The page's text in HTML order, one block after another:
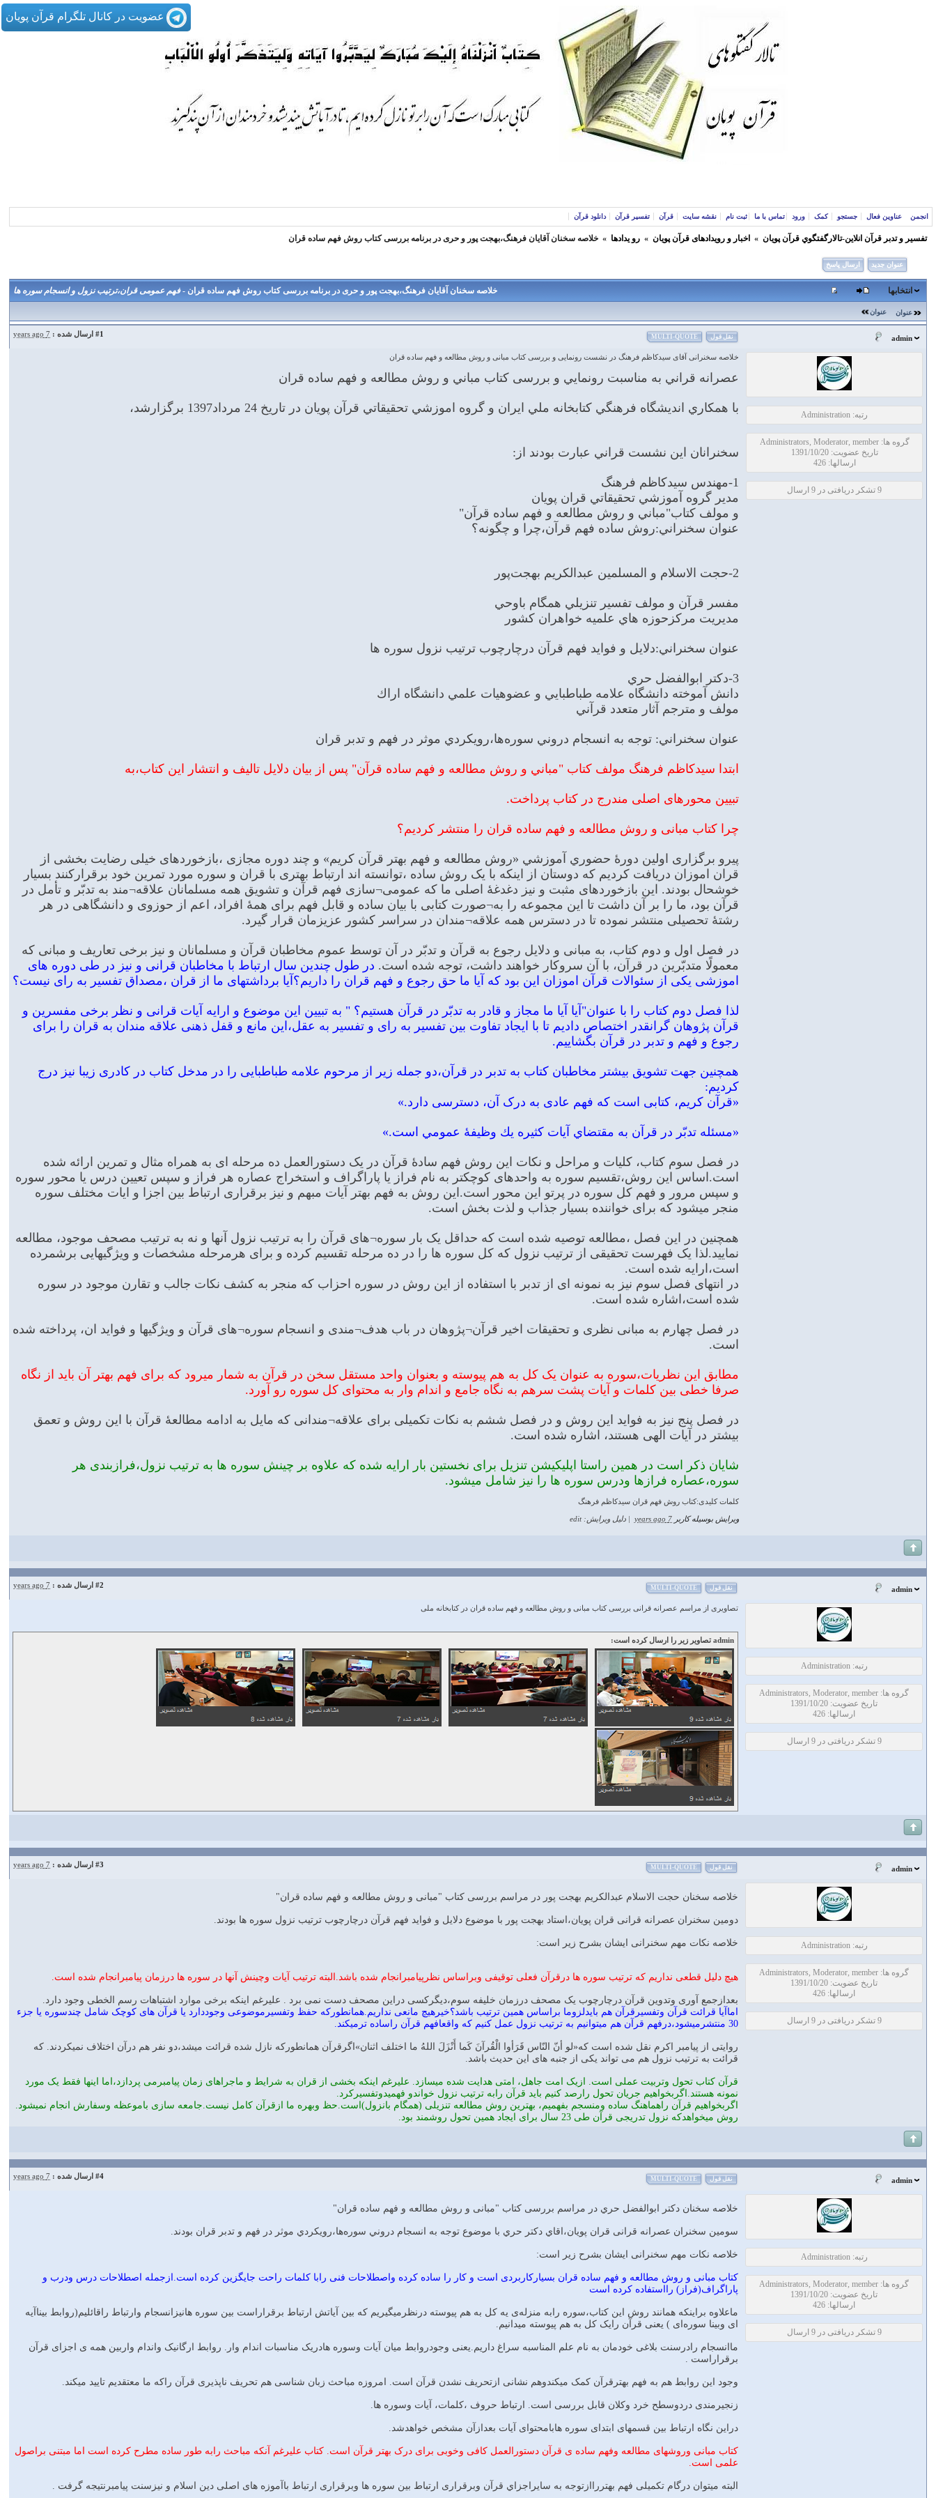
عضویت در کانال تلگرام قرآن پویان
انجمن عناوین فعال جستجو کمک ورود تماس با ما ثبت نام نقشه سایت قرآن تفسیر قرآن دانلود قرآن
تفسير و‌ تدبر قرآن انلاين-تالارگفتگوي قرآن پویان » اخبار و رویدادهای قرآن پویان » رو یدادها » خلاصه سخنان آقایان فرهنگ،بهجت پور و حری در برنامه بررسی کتاب روش فهم ساده قران
عنوان جدید ارسال پاسخ
خلاصه سخنان آقایان فرهنگ،بهجت پور و حری در برنامه بررسی کتاب روش فهم ساده قران -فهم عمومی قران،ترتیب نزول و انسجام سوره ها انتخابها
عنوان عنوان
admin
#1 ارسال شده : 7 years ago نقل قول MULTI-QUOTE
رتبه: Administration
گروه ها: Administrators, Moderator, member
تاریخ عضویت: 1391/10/20
ارسالها: 426
9 تشکر دریافتی در 9 ارسال
خلاصه سخنرانی آقای سیدکاظم فرهنگ در نشست رونمایی و بررسی کتاب مبانی و روش مطالعه و فهم ساده قران
عصرانه قراني به مناسبت رونمايي و بررسی كتاب مباني و روش مطالعه و فهم ساده قران
با همكاري انديشگاه فرهنگي كتابخانه ملي ايران و گروه اموزشي تحقيقاتي قرآن پويان در تاریخ 24 مرداد1397 برگزارشد،
سخنرانان اين نشست قراني عبارت بودند از:
1-مهندس سيدكاظم فرهنگ
مدير گروه آموزشي تحقيقاتي قران پويان
و مولف كتاب"مباني و روش مطالعه و فهم ساده قرآن"
عنوان سخنراني:روش ساده فهم قرآن،چرا و چگونه؟
2-حجت الاسلام و المسلمین عبدالکریم بهجت‌پور
مفسر قرآن و مولف تفسير تنزيلي همگام باوحي
مديريت مركزحوزه هاي علميه خواهران كشور
عنوان سخنراني:دلايل و فوايد فهم قرآن درچارچوب ترتيب نزول سوره ها
3-دكتر ابوالفضل حري
دانش آموخته دانشگاه علامه طباطبايي و عضوهيات علمي دانشگاه اراك
مولف و مترجم آثار متعدد قرآني
عنوان سخنراني: توجه به انسجام دروني سوره‌ها،رويكردي موثر در فهم و تدبر قران
ابتدا سیدکاظم فرهنگ مولف کتاب "مباني و روش مطالعه و فهم ساده قرآن" پس از بیان دلایل تالیف و انتشار این کتاب،به
تبیین محورهای اصلی مندرج در کتاب پرداخت.
چرا کتاب مبانی و روش مطالعه و فهم ساده قران را منتشر کردیم؟
پیرو برگزاری اولين دورۀ حضوري آموزشي «روش مطالعه و فهم بهتر قرآن كريم» و چند دوره مجازی ،بازخوردهای خیلی رضایت بخشی از
قران اموزان دریافت کردیم که دوستان از اینکه با یک روش ساده ،توانسته اند ارتباط بهتری با قران و سوره مورد تمرین خود برقرارکنند بسیار
خوشحال بودند. این بازخوردهای مثبت و نیز دغدغۀ اصلی ما که عمومی¬سازی فهم قرآن و تشویق همه مسلمانان علاقه¬مند به تدبّر و تأمل در
قرآن بود، ما را بر آن داشت تا این مجموعه را به¬صورت کتابی با بیان ساده و قابل فهم برای همۀ افراد، اعم از حوزوی و دانشگاهی در هر
رشتۀ تحصیلی منتشر نموده تا در دسترس همه علاقه¬مندان در سراسر کشور عزیزمان قرار گیرد.
در فصل اول و دوم کتاب، به مبانی و دلایل رجوع به قرآن و تدبّر در آن توسط عموم مخاطبان قرآن و مسلمانان و نیز برخی تعاریف و مبانی که
معمولًا متدبّرین در قرآن، با آن سروکار خواهند داشت، توجه شده است. در طول چندین سال ارتباط با مخاطبان قرانی و نیز در طی دوره های
اموزشی یکی از سئوالات قرآن اموزان این بود که آیا ما حق رجوع و فهم قران را داریم؟آیا برداشتهای ما از قران ،مصداق تفسیر به رای نیست؟
لذا فصل دوم کتاب را با عنوان"آیا آيا ما مجاز و قادر به تدبّر در قرآن هستيم؟ " به تبیین این موضوع و ارایه آیات قرانی و نظر برخی مفسرین و
قرآن پژوهان گرانقدر اختصاص دادیم تا با ایجاد تفاوت بین تفسیر به رای و تفسیر به عقل،این مانع و قفل ذهنی علاقه مندان به قران را برای
رجوع و فهم و تدبر در قرآن بگشاییم.
همچنین جهت تشویق بیشتر مخاطبان کتاب به تدبر در قرآن،دو جمله زیر از مرحوم علامه طباطبایی را در مدخل کتاب در کادری زیبا نیز درج
کردیم:
«قرآن کریم، کتابی است که فهم عادی به درک آن، دسترسی دارد.»
«مسئله تدبّر در قرآن به مقتضاي آيات كثيره يك وظيفۀ عمومي است.»
در فصل سوم کتاب، کلیات و مراحل و نکات این روش فهم سادۀ قرآن در یک دستورالعمل ده مرحله ای به همراه مثال و تمرین ارائه شده
است.اساس این روش،تقسیم سوره به واحدهای کوچکتر به نام فراز یا پاراگراف و استخراج عصاره هر فراز و سپس تعیین درس یا محور سوره
و سپس مرور و فهم کل سوره در پرتو این محور است.این روش به فهم بهتر آیات مبهم و نیز برقراری ارتباط بین اجزا و ایات مختلف سوره
منجر میشود که برای خواننده بسیار جذاب و لذت بخش است.
همچنین در این فصل ،مطالعه توصیه شده است که حداقل یک بار سوره¬های قرآن را به ترتیب نزول آنها و نه به ترتیب مصحف موجود، مطالعه
نمایید.لذا یک فهرست تحقیقی از ترتیب نزول که کل سوره ها را در ده مرحله تقسیم کرده و برای هرمرحله مشخصات و ویژگیهایی برشمرده
است،ارایه شده است.
در انتهای فصل سوم نیز به نمونه ای از تدبر با استفاده از این روش در سوره احزاب که منجر به کشف نکات جالب و تقارن موجود در سوره
شده است،اشاره شده است.
در فصل چهارم به مبانی نظری و تحقیقات اخیر قرآن¬پژوهان در باب هدف¬مندی و انسجام سوره¬های قرآن و ویژگیها و فواید ان، پرداخته شده
است.
مطابق این نظریات،سوره به عنوان یک کل به هم پیوسته و بعنوان واحد مستقل سخن در قرآن به شمار میرود که برای فهم بهتر آن باید از نگاه
صرفا خطی بین کلمات و آیات پشت سرهم به نگاه جامع و اندام وار به محتوای کل سوره رو آورد.
در فصل پنج نیز به فواید این روش و در فصل ششم به نکات تکمیلی برای علاقه¬مندانی که مایل به ادامه مطالعۀ قرآن با این روش و تعمق
بیشتر در آیات الهی هستند، اشاره شده است.
شایان ذکر است در همین راستا اپلیکیشن تنزیل برای نخستین بار ارایه شده که علاوه بر چینش سوره ها به ترتیب نزول،فرازبندی هر
سوره،عصاره فرازها ودرس سوره ها را نیز شامل میشود.
کلمات کلیدی:کتاب روش فهم قران سیدکاظم فرهنگ
ویرایش بوسیله کاربر 7 years ago دلیل ویرایش: edit
admin
#2 ارسال شده : 7 years ago نقل قول MULTI-QUOTE
رتبه: Administration
گروه ها: Administrators, Moderator, member
تاریخ عضویت: 1391/10/20
ارسالها: 426
9 تشکر دریافتی در 9 ارسال
تصاویری از مراسم عصرانه قرانی بررسی کتاب مبانی و روش مطالعه و فهم ساده قران در کتابخانه ملی
admin تصاویر زیر را ارسال کرده است:
admin
#3 ارسال شده : 7 years ago نقل قول MULTI-QUOTE
رتبه: Administration
گروه ها: Administrators, Moderator, member
تاریخ عضویت: 1391/10/20
ارسالها: 426
9 تشکر دریافتی در 9 ارسال
خلاصه سخنان حجت الاسلام عبدالکریم بهجت پور در مراسم بررسی کتاب "مبانی و روش مطالعه و فهم ساده قران"
دومین سخنران عصرانه قرانی قران پویان،استاد بهجت پور با موضوع دلايل و فوايد فهم قرآن درچارچوب ترتيب نزول سوره ها بودند.
خلاصه نکات مهم سخنرانی ایشان بشرح زیر است:
هیچ دلیل قطعی نداریم که ترتیب سوره ها درقرآن فعلی توقیفی وبراساس نظرپیامبرانجام شده باشد.البته ترتیب آیات وچینش آنها در سوره ها درزمان پیامبرانجام شده است.
بعدازجمع آوری وتدوین قرآن درچارچوب یک مصحف درزمان خلیفه سوم،دیگرکسی دراین مصحف دست نمی برد . علیرغم اینکه برخی موارد اشتباهات رسم الخطی وجود دارد.
اماآیا قرائت قرآن وتفسیرقرآن هم بایدلزوما براساس همین ترتیب باشد؟خیرهیچ مانعی نداریم.همانطورکه حفظ وتفسیرموضوعی وجوددارد یا قرآن های کوچک شامل چندسوره یا جزء
30 منتشرمیشود،درفهم قرآن هم میتوانیم به ترتیب نزول عمل کنیم که واقعافهم قرآن راساده ترمیکند.
روایتی از پیامبر اکرم نقل شده است که«لو أنّ النّاس قَرَأوا الْقُرآنَ کَما أَنْزَلَ اللهُ ما اختلف اثنان»اگرقرآن همانطورکه نازل شده قرائت میشد،دو نفر هم درآن اختلاف نمیکردند. که
قرائت به ترتیب نزول هم می تواند یکی از جنبه های این حدیث باشد.
قرآن کتاب تحول وتربیت عملی است. ازیک امت جاهل، امتی هدایت شده میسازد. علیرغم اینکه بخشی از قران به شرایط و ماجراهای زمان پیامبرمی پردازد،اما اینها فقط یک مورد
نمونه هستند.اگربخواهیم جریان تحول رارصد کنیم باید قرآن رابه ترتیب نزول خواندو فهمیدوتفسیرکرد.
اگربخواهیم قرآن راهماهنگ ساده ومنسجم بفهمیم، بهترین روش مطالعه تنزیلی (همگام بانزول)است.حظ وبهره ما ازقرآن کامل نیست.جامعه سازی باموعظه وسفارش انجام نمیشود.
روش میخواهدکه نزول تدریجی قرآن طی 23 سال برای ایجاد همین تحول روشمند بود.
admin
#4 ارسال شده : 7 years ago نقل قول MULTI-QUOTE
رتبه: Administration
گروه ها: Administrators, Moderator, member
تاریخ عضویت: 1391/10/20
ارسالها: 426
9 تشکر دریافتی در 9 ارسال
خلاصه سخنان دكتر ابوالفضل حري در مراسم بررسی کتاب "مبانی و روش مطالعه و فهم ساده قران"
سومین سخنران عصرانه قرانی قران پویان،اقاي دكتر حري با موضوع توجه به انسجام دروني سوره‌ها،رويكردي موثر در فهم و تدبر قران بودند.
خلاصه نکات مهم سخنرانی ایشان بشرح زیر است:
کتاب مبانی و روش مطالعه و فهم ساده قران بسیارکاربردی است و کار را ساده کرده واصطلاحات فنی رابا کلمات راحت جایگزین کرده است.ازجمله اصطلاحات درس ودرب و
پاراگراف(فراز) رااستفاده کرده است
ماعلاوه براینکه همانند روش اين كتاب،سوره رابه منزله‌ی یه کل به هم پیوسته درنظرمیگیریم که بین آیاتش ارتباط برقراراست بین سوره هانیزانسجام وارتباط راقائلیم(روابط بیناآیه
ای وبینا سوره‌ای ) یعنی قرآن رایک کل به هم پیوسته میدانیم.
ماانسجام رادرسنت بلاغی خودمان به نام علم المناسبه سراغ داریم.یعنی وجودروابط میان آیات وسوره هادریک مناسبات اندام وار. روابط ارگانیک واندام واربین همه ی اجزای قرآن
برقراراست .
وجود این روابط هم به فهم بهترقرآن کمک میکندوهم نشانی ازتحریف نشدن قرآن است. امروزه مباحث زبان شناسی هم تحریف ناپذیری قرآن راكه ما معتقدیم تایید میکند.
زنجیرمندی دردوسطح خرد وکلان قابل بررسی است. ارتباط حروف ،کلمات، آیات وسوره ها.
دراین نگاه ارتباط بین قسمهای ابتدای سوره هابامحتوای آیات بعدازآن مشخص خواهدشد.
کتاب مبانی وروشهای مطالعه وفهم ساده ی قرآن دستورالعمل کافی وخوبی برای درک بهتر قرآن است. کتاب علیرغم آنکه مباحث رابه طور ساده مطرح کرده است اما مبتنی براصول
علمی است.
البته میتوان درگام تکمیلی فهم بهترراازتوجه به سایراجزاي قرآن وبرقراری ارتباط بین سوره ها وبرقراری ارتباط باآموزه های اصلی دین اسلام و نیزسنت پیامبرنتیجه گرفت .